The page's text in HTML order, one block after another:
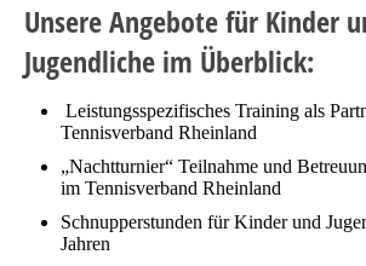
Unsere Angebote für Kinder
Jugendliche im Überblick:
Leistungsspezifisches Training als
Tennisverband Rheinland
„Nachtturnier“ Teilnahme und
im Tennisverband Rheinland
Schnupperstunden für Kinder und
Jahren